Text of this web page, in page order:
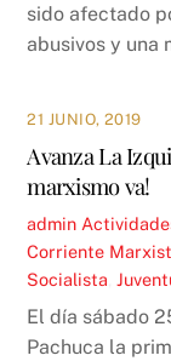
sido afectado
abusivos y una
21 JUNIO, 2019
Avanza La
marxismo va!
admin
Corriente
Socialista ,
El día sábado
Pachuca la